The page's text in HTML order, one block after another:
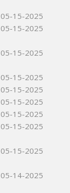
05-15-2025
05-15-2025
05-15-2025
05-15-2025
05-15-2025
05-15-2025
05-15-2025
05-15-2025
05-15-2025
05-14-2025